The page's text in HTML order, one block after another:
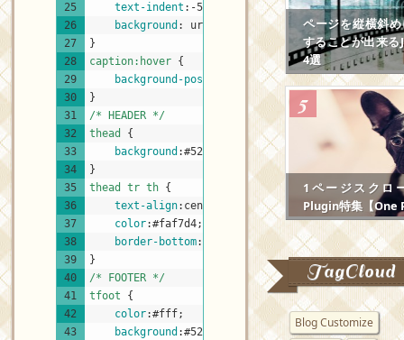
25
26
27
28
29
30
31
32
33
34
35
36
37
38
39
40
41
42
43
text-indent : -5000em
background : url "img/caption.gif") no-repeat
}
caption:hover {
background-position
99% 100%;
}
/* HEADER */
thead
{
background :#524123
}
thead tr th {
text-align: center
color:#faf7d4;
border-bottom: solid #A5D768;
}
/* FOOTER */
tfoot
{
color:#fff;
background :#524123
ページを縦横斜
することが出来
4選
1ページスクロ
Plugin特集【One
TagCloud
Blog Customize